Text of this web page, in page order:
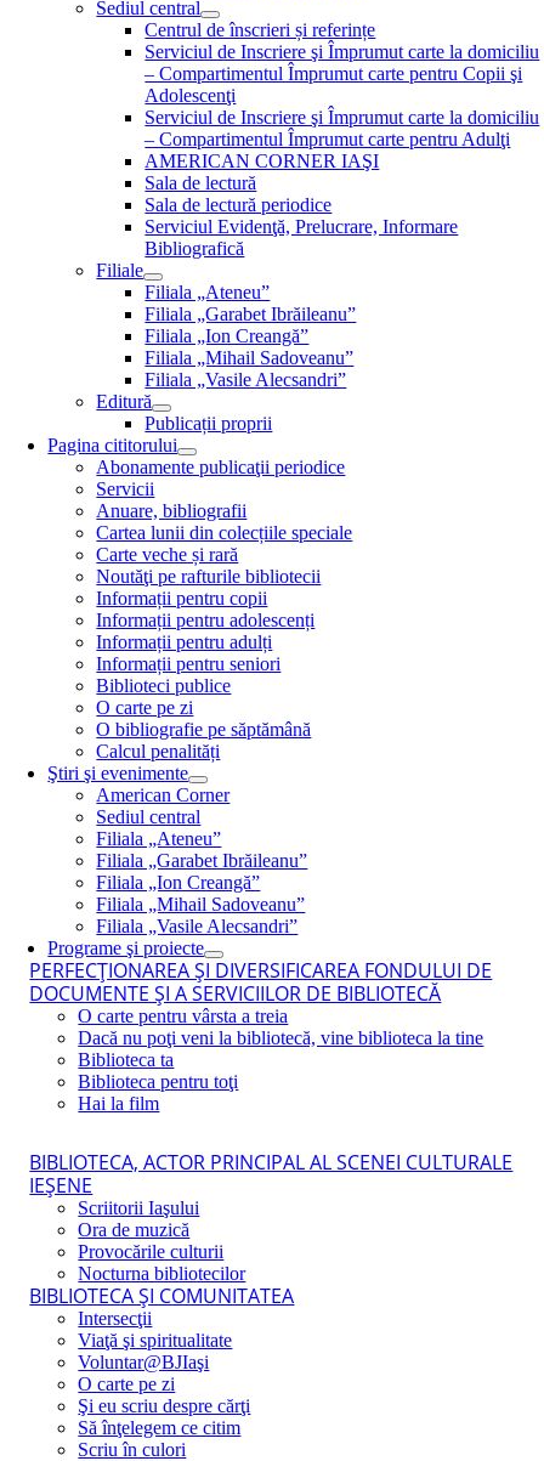
Sediul central
Centrul de înscrieri și referințe
Serviciul de Inscriere şi Împrumut carte la domiciliu
– Compartimentul Împrumut carte pentru Copii şi
Adolescenţi
Serviciul de Inscriere şi Împrumut carte la domiciliu
– Compartimentul Împrumut carte pentru Adulţi
AMERICAN CORNER IAŞI
Sala de lectură
Sala de lectură periodice
Serviciul Evidenţă, Prelucrare, Informare
Bibliografică
Filiale
Filiala „Ateneu”
Filiala „Garabet Ibrăileanu”
Filiala „Ion Creangă”
Filiala „Mihail Sadoveanu”
Filiala „Vasile Alecsandri”
Editură
Publicații proprii
Pagina cititorului
Abonamente publicaţii periodice
Servicii
Anuare, bibliografii
Cartea lunii din colecțiile speciale
Carte veche și rară
Noutăţi pe rafturile bibliotecii
Informații pentru copii
Informații pentru adolescenți
Informații pentru adulți
Informații pentru seniori
Biblioteci publice
O carte pe zi
O bibliografie pe săptămână
Calcul penalități
Ştiri şi evenimente
American Corner
Sediul central
Filiala „Ateneu”
Filiala „Garabet Ibrăileanu”
Filiala „Ion Creangă”
Filiala „Mihail Sadoveanu”
Filiala „Vasile Alecsandri”
Programe şi proiecte
PERFECŢIONAREA ŞI DIVERSIFICAREA FONDULUI DE
DOCUMENTE ŞI A SERVICIILOR DE BIBLIOTECĂ
O carte pentru vârsta a treia
Dacă nu poţi veni la bibliotecă, vine biblioteca la tine
Biblioteca ta
Biblioteca pentru toţi
Hai la film
BIBLIOTECA, ACTOR PRINCIPAL AL SCENEI CULTURALE
IEŞENE
Scriitorii Iaşului
Ora de muzică
Provocările culturii
Nocturna bibliotecilor
BIBLIOTECA ŞI COMUNITATEA
Intersecţii
Viaţă şi spiritualitate
Voluntar@BJIaşi
O carte pe zi
Şi eu scriu despre cărţi
Să înţelegem ce citim
Scriu în culori